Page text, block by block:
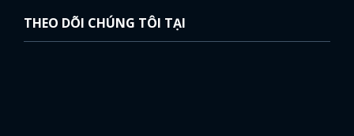
THEO DÕI CHÚNG TÔI TẠI